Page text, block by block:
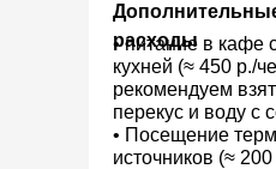
• питание в кафе
кухней (≈ 450 р./
рекомендуем
перекус и воду с
• Посещение
источников (≈
расходы